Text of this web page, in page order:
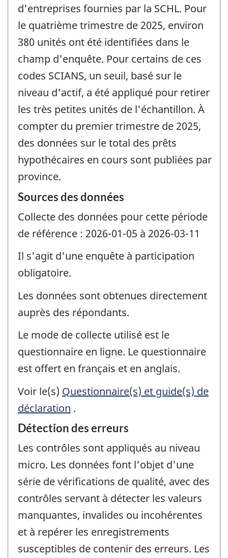
d'entreprises fournies par la SCHL. Pour
le quatrième trimestre de 2025, environ
380 unités ont été identifiées dans le
champ d'enquête. Pour certains de ces
codes SCIANS, un seuil, basé sur le
niveau d'actif, a été appliqué pour retirer
les très petites unités de l'échantillon. À
compter du premier trimestre de 2025,
des données sur le total des prêts
hypothécaires en cours sont publiées par
province.
Sources des données
Collecte des données pour cette période
de référence : 2026-01-05 à 2026-03-11
Il s'agit d'une enquête à participation
obligatoire.
Les données sont obtenues directement
auprès des répondants.
Le mode de collecte utilisé est le
questionnaire en ligne. Le questionnaire
est offert en français et en anglais.
Voir le(s) Questionnaire(s) et guide(s) de
déclaration .
Détection des erreurs
Les contrôles sont appliqués au niveau
micro. Les données font l'objet d'une
série de vérifications de qualité, avec des
contrôles servant à détecter les valeurs
manquantes, invalides ou incohérentes
et à repérer les enregistrements
susceptibles de contenir des erreurs. Les